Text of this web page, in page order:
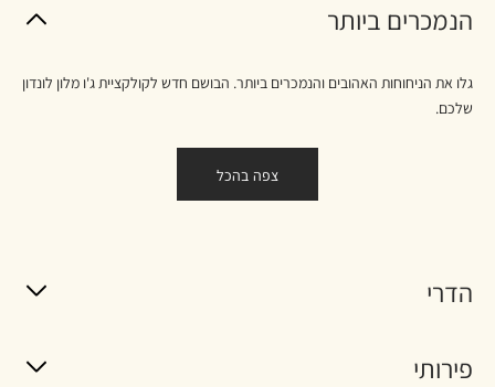
הנמכרים ביותר
גלו את הניחוחות האהובים והנמכרים ביותר. הבושם חדש לקולקציית ג'ו מלון לונדון
שלכם.
צפה בהכל
הדרי
פירותי